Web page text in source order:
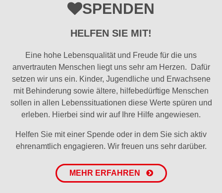
SPENDEN
HELFEN SIE MIT!
Eine hohe Lebensqualität und Freude für die uns
anvertrauten Menschen liegt uns sehr am Herzen. Dafür
setzen wir uns ein. Kinder, Jugendliche und Erwachsene
mit Behinderung sowie ältere, hilfebedürftige Menschen
sollen in allen Lebenssituationen diese Werte spüren und
erleben. Hierbei sind wir auf Ihre Hilfe angewiesen.
Helfen Sie mit einer Spende oder in dem Sie sich aktiv
ehrenamtlich engagieren. Wir freuen uns sehr darüber.
MEHR ERFAHREN